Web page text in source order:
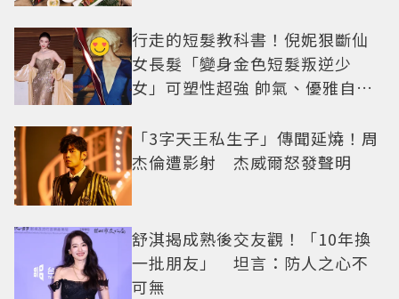
行走的短髮教科書！倪妮狠斷仙
女長髮「變身金色短髮叛逆少
女」可塑性超強 帥氣、優雅自由
「3字天王私生子」傳聞延燒！周
杰倫遭影射 杰威爾怒發聲明
舒淇揭成熟後交友觀！「10年換
一批朋友」 坦言：防人之心不
可無